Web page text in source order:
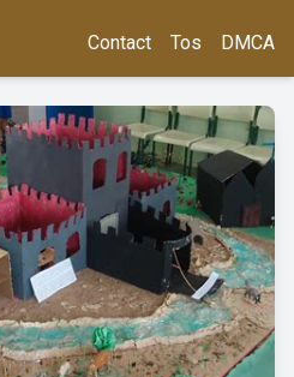
Contact Tos DMCA